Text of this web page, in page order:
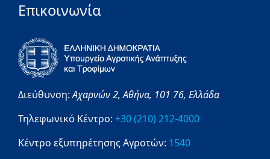
Επικοινωνία
Διεύθυνση:Αχαρνών 2,Αθήνα, 101 76, Ελλάδα
Τηλεφωνικό Κέντρο: +30 (210) 212-4000
Κέντρο εξυπηρέτησης Αγροτών: 1540